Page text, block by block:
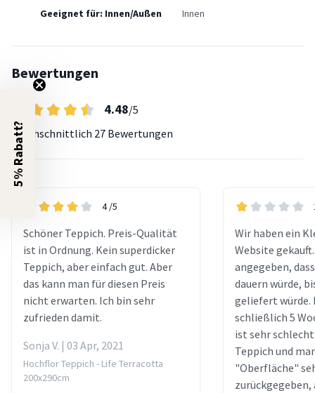
Geeignet für: Innen/Außen Innen
Bewertungen
4.48/5
Durchschnittlich 27 Bewertungen
4 /5
Schöner Teppich. Preis-Qualität
ist in Ordnung. Kein superdicker
Teppich, aber einfach gut. Aber
das kann man für diesen Preis
nicht erwarten. Ich bin sehr
zufrieden damit.
Sonja V. | 03 Apr, 2021
Hochflor Teppich - Life Terracotta
200x290cm
Wir haben ein
Website
angegeben,
dauern würde,
geliefert würde.
schließlich 5
ist sehr
Teppich und
"Oberfläche"
zurückgegeben,
5% Rabatt?